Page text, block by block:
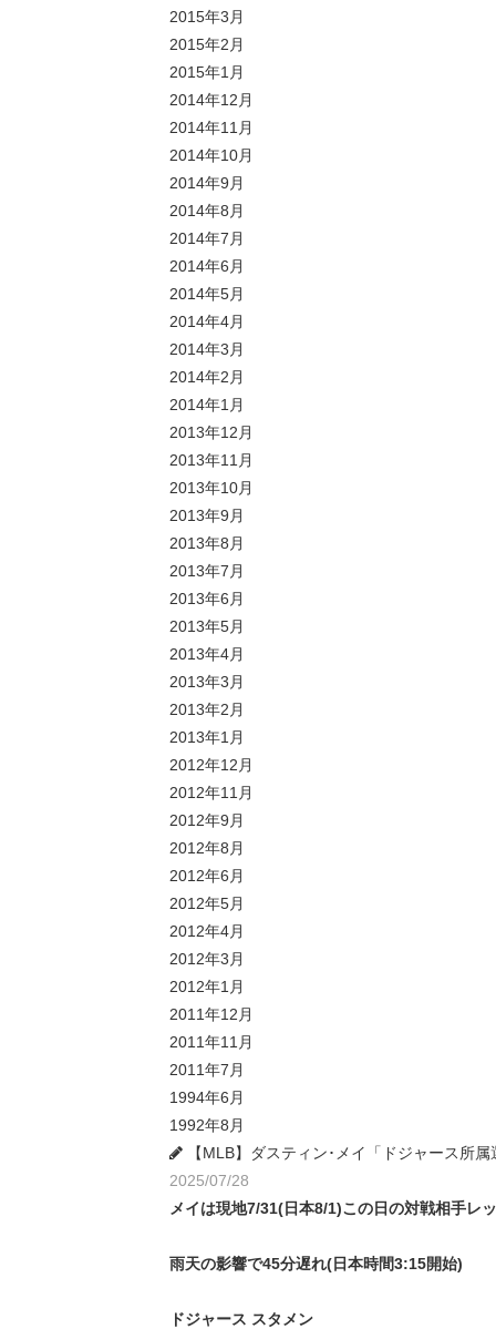
2015年3月
2015年2月
2015年1月
2014年12月
2014年11月
2014年10月
2014年9月
2014年8月
2014年7月
2014年6月
2014年5月
2014年4月
2014年3月
2014年2月
2014年1月
2013年12月
2013年11月
2013年10月
2013年9月
2013年8月
2013年7月
2013年6月
2013年5月
2013年4月
2013年3月
2013年2月
2013年1月
2012年12月
2012年11月
2012年9月
2012年8月
2012年6月
2012年5月
2012年4月
2012年3月
2012年1月
2011年12月
2011年11月
2011年7月
1994年6月
1992年8月
【MLB】ダスティン･メイ「ドジャース所
2025/07/28
メイは現地7/31(日本8/1)この日の対戦相手レ
雨天の影響で45分遅れ(日本時間3:15開始)
ドジャース スタメン